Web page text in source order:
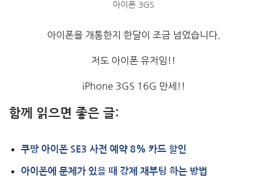
아이폰 3GS
아이폰을 개통한지 한달이 조금 넘었습니다.
저도 아이폰 유저임!!
iPhone 3GS 16G 만세!!
함께 읽으면 좋은 글:
쿠팡 아이폰 SE3 사전 예약 8% 카드 할인
아이폰에 문제가 있을 때 강제 재부팅 하는 방법